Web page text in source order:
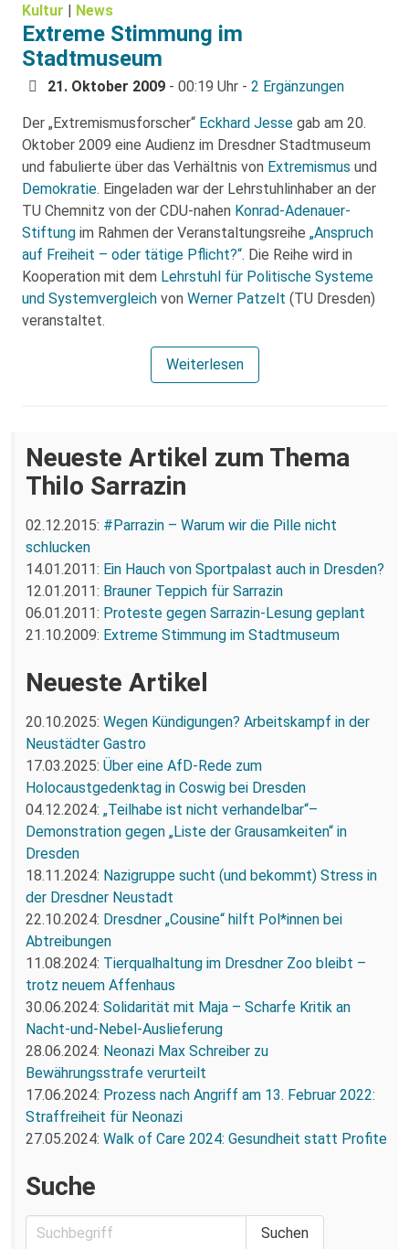
Kultur | News
Extreme Stimmung im
Stadtmuseum
21. Oktober 2009 - 00:19 Uhr - 2 Ergänzungen
Der „Extremismusforscher“ Eckhard Jesse gab am 20.
Oktober 2009 eine Audienz im Dresdner Stadtmuseum
und fabulierte über das Verhältnis von Extremismus und
Demokratie. Eingeladen war der Lehrstuhlinhaber an der
TU Chemnitz von der CDU-nahen Konrad-Adenauer-
Stiftung im Rahmen der Veranstaltungsreihe „Anspruch
auf Freiheit – oder tätige Pflicht?“. Die Reihe wird in
Kooperation mit dem Lehrstuhl für Politische Systeme
und Systemvergleich von Werner Patzelt (TU Dresden)
veranstaltet.
Weiterlesen
Neueste Artikel zum Thema
Thilo Sarrazin
02.12.2015: #Parrazin – Warum wir die Pille nicht
schlucken
14.01.2011: Ein Hauch von Sportpalast auch in Dresden?
12.01.2011: Brauner Teppich für Sarrazin
06.01.2011: Proteste gegen Sarrazin-Lesung geplant
21.10.2009: Extreme Stimmung im Stadtmuseum
Neueste Artikel
20.10.2025: Wegen Kündigungen? Arbeitskampf in der
Neustädter Gastro
17.03.2025: Über eine AfD-Rede zum
Holocaustgedenktag in Coswig bei Dresden
04.12.2024: „Teilhabe ist nicht verhandelbar“–
Demonstration gegen „Liste der Grausamkeiten“ in
Dresden
18.11.2024: Nazigruppe sucht (und bekommt) Stress in
der Dresdner Neustadt
22.10.2024: Dresdner „Cousine“ hilft Pol*innen bei
Abtreibungen
11.08.2024: Tierqualhaltung im Dresdner Zoo bleibt –
trotz neuem Affenhaus
30.06.2024: Solidarität mit Maja – Scharfe Kritik an
Nacht-und-Nebel-Auslieferung
28.06.2024: Neonazi Max Schreiber zu
Bewährungsstrafe verurteilt
17.06.2024: Prozess nach Angriff am 13. Februar 2022:
Straffreiheit für Neonazi
27.05.2024: Walk of Care 2024: Gesundheit statt Profite
Suche